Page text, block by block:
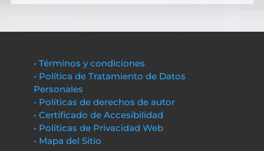
• Términos y condiciones
• Política de Tratamiento de Datos
Personales
• Políticas de derechos de autor
• Certificado de Accesibilidad
• Políticas de Privacidad Web
• Mapa del Sitio